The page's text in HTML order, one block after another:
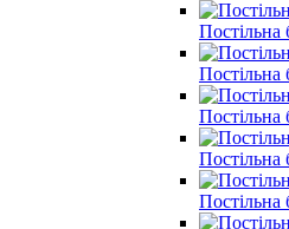
Постільна
Постільна
Постільна
Постільна
Постільна